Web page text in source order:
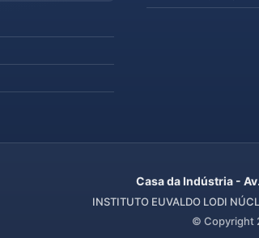
Casa da Indústria -
INSTITUTO EUVALDO LODI
© Copyright